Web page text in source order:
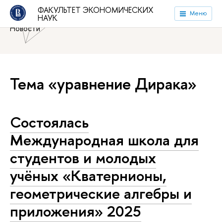
ФАКУЛЬТЕТ ЭКОНОМИЧЕСКИХ
НАУК Меню
Национальный исследовательский университет «Высшая
школа экономики»
Факультет экономических наук
Новости
Тема «уравнение Дирака»
Состоялась
Международная школа для
студентов и молодых
учёных «Кватернионы,
геометрические алгебры и
приложения» 2025